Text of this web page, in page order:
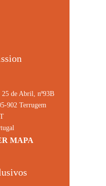
25 de Abril, nº93B
902 Terrugem
MAPA